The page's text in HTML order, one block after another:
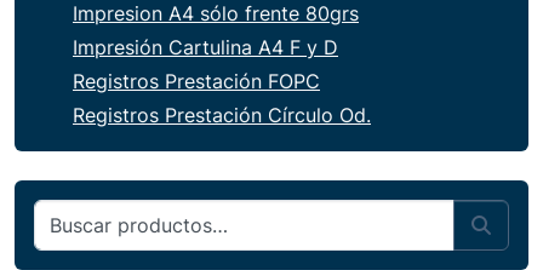
Impresion A4 sólo frente 80grs
Impresión Cartulina A4 F y D
Registros Prestación FOPC
Registros Prestación Círculo Od.
Buscar por: